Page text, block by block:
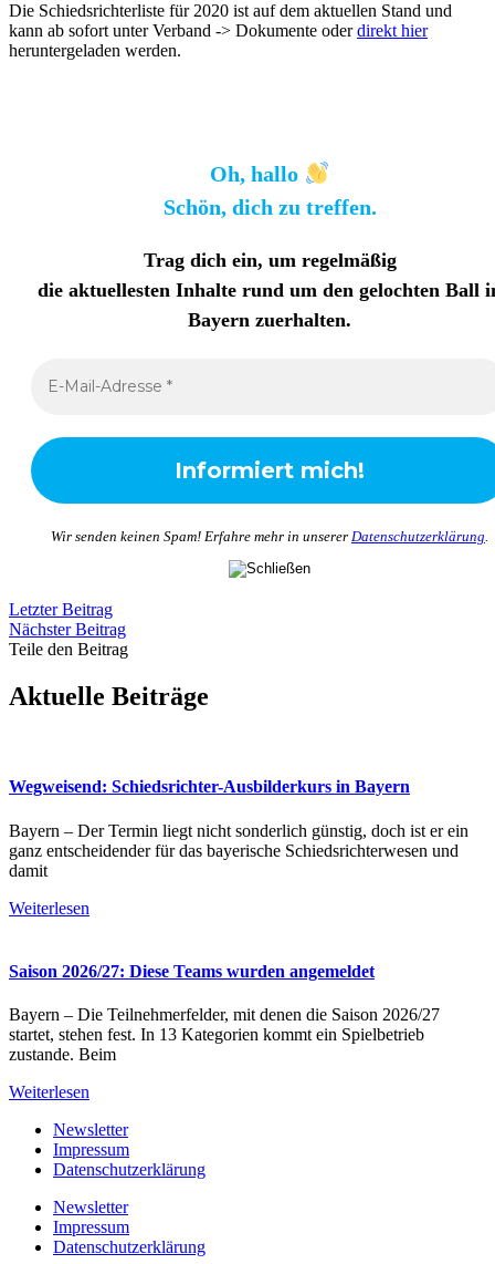
Die Schiedsrichterliste für 2020 ist auf dem aktuellen Stand und
kann ab sofort unter Verband -> Dokumente oderdirekt hier
heruntergeladen werden.
Oh, hallo
Schön, dich zu treffen.
Trag dich ein, um regelmäßig
die aktuellesten Inhalte rund um den gelochten Ball
Bayern zuerhalten.
Wir senden keinen Spam! Erfahre mehr in unserer Datenschutzerklärung.
Letzter Beitrag
Nächster Beitrag
Teile den Beitrag
Aktuelle Beiträge
Wegweisend: Schiedsrichter-Ausbilderkurs in Bayern
Bayern – Der Termin liegt nicht sonderlich günstig, doch ist er ein
ganz entscheidender für das bayerische Schiedsrichterwesen und
damit
Weiterlesen
Saison 2026/27: Diese Teams wurden angemeldet
Bayern – Die Teilnehmerfelder, mit denen die Saison 2026/27
startet, stehen fest. In 13 Kategorien kommt ein Spielbetrieb
zustande. Beim
Weiterlesen
Newsletter
Impressum
Datenschutzerklärung
Newsletter
Impressum
Datenschutzerklärung